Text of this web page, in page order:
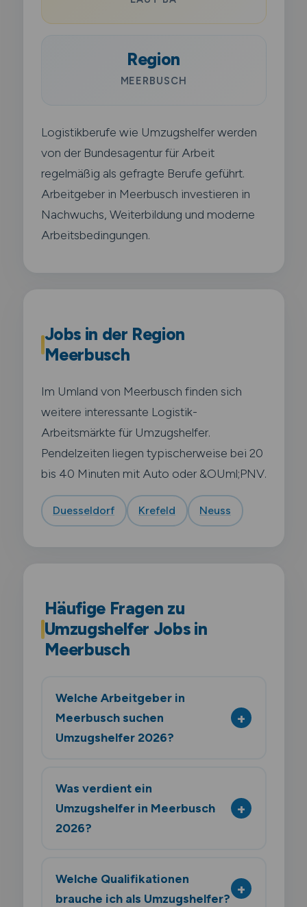
Region
MEERBUSCH
Logistikberufe wie Umzugshelfer werden
von der Bundesagentur für Arbeit
regelmäßig als gefragte Berufe geführt.
Arbeitgeber in Meerbusch investieren in
Nachwuchs, Weiterbildung und moderne
Arbeitsbedingungen.
Jobs in der Region
Meerbusch
Im Umland von Meerbusch finden sich
weitere interessante Logistik-
Arbeitsmärkte für Umzugshelfer.
Pendelzeiten liegen typischerweise bei 20
bis 40 Minuten mit Auto oder &OUml;PNV.
Duesseldorf Krefeld Neuss
Häufige Fragen zu
Umzugshelfer Jobs in
Meerbusch
Welche Arbeitgeber in
Meerbusch suchen
Umzugshelfer 2026?
Was verdient ein
Umzugshelfer in Meerbusch
2026?
Welche Qualifikationen
brauche ich als Umzugshelfer?